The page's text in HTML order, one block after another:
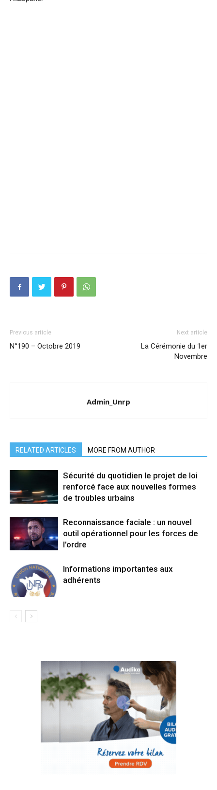
Previous article
N°190 – Octobre 2019
Next article
La Cérémonie du 1er
Novembre
Admin_Unrp
RELATED ARTICLES MORE FROM AUTHOR
Sécurité du quotidien le projet de loi
renforcé face aux nouvelles formes
de troubles urbains
Reconnaissance faciale : un nouvel
outil opérationnel pour les forces de
l’ordre
Informations importantes aux
adhérents